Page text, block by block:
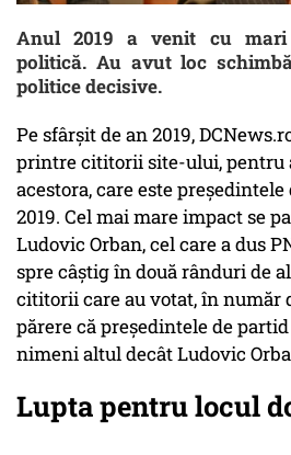
Anul 2019 a venit cu mari
politică. Au avut loc
politice decisive.
Pe sfârșit de an 2019,
printre cititorii site-ului, pentru
acestora, care este
2019. Cel mai mare impact se
Ludovic Orban, cel care a dus
spre câștig în două rânduri de
cititorii care au votat, în număr
părere că președintele de
nimeni altul decât Ludovic
Lupta pentru locul